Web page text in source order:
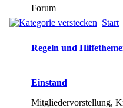
Forum
Start
Regeln und
Einstand
Mitgliedervorstellung,